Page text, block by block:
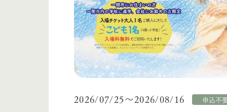
2026/07/25〜2026/08/16 申込不